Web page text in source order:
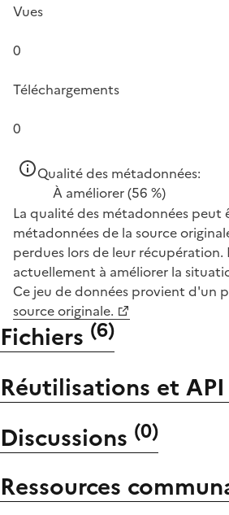
Vues
0
Téléchargements
0
Qualité des métadonnées:
À améliorer(56 %)
La qualité des métadonnées peut
métadonnées de la source
perdues lors de leur récupération.
actuellement à améliorer la
Ce jeu de données provient d'un
source originale.
Fichiers (6)
Réutilisations et API
Discussions (0)
Ressources